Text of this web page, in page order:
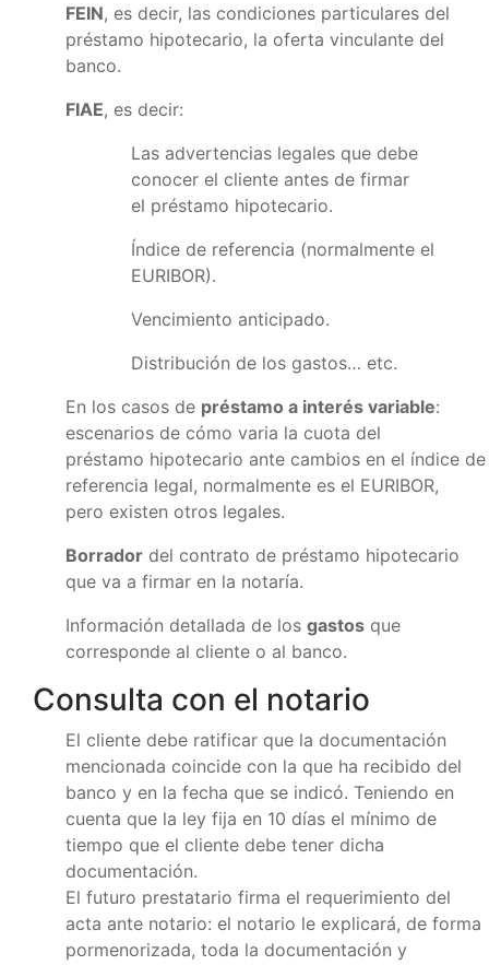
FEIN, es decir, las condiciones particulares del
préstamo hipotecario, la oferta vinculante del
banco.
FIAE, es decir:
Las advertencias legales que debe
conocer el cliente antes de firmar
el préstamo hipotecario.
Índice de referencia (normalmente el
EURIBOR).
Vencimiento anticipado.
Distribución de los gastos… etc.
En los casos de préstamo a interés variable:
escenarios de cómo varia la cuota del
préstamo hipotecario ante cambios en el índice de
referencia legal, normalmente es el EURIBOR,
pero existen otros legales.
Borrador del contrato de préstamo hipotecario
que va a firmar en la notaría.
Información detallada de los gastos que
corresponde al cliente o al banco.
Consulta con el notario
El cliente debe ratificar que la documentación
mencionada coincide con la que ha recibido del
banco y en la fecha que se indicó. Teniendo en
cuenta que la ley fija en 10 días el mínimo de
tiempo que el cliente debe tener dicha
documentación.
El futuro prestatario firma el requerimiento del
acta ante notario: el notario le explicará, de forma
pormenorizada, toda la documentación y